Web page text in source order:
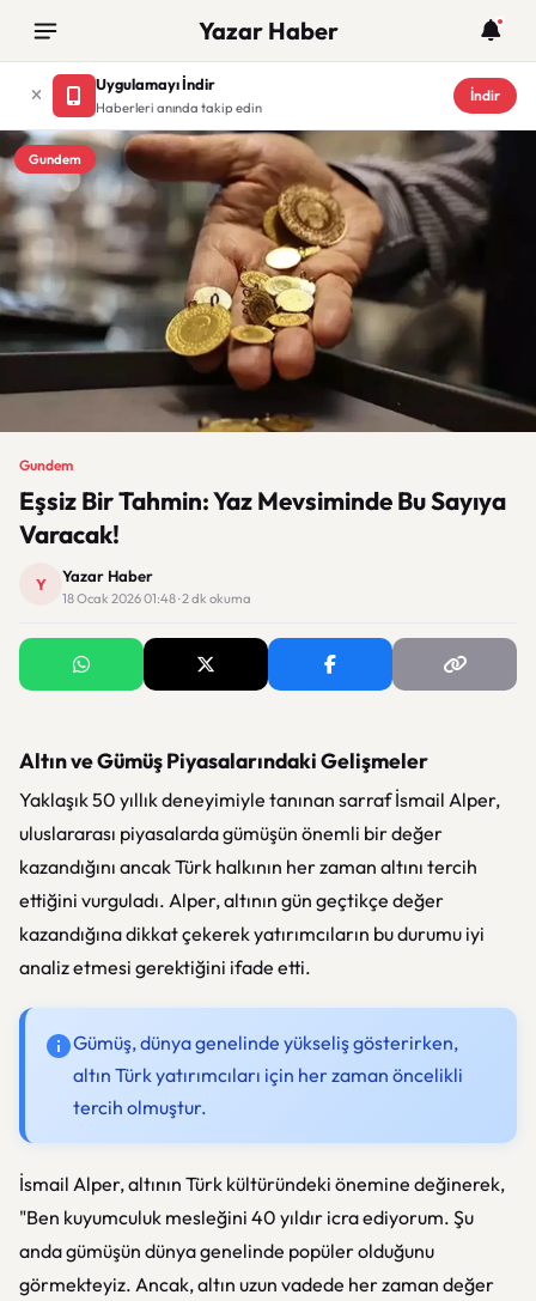
Yazar Haber
Uygulamayı İndir
Haberleri anında takip edin
İndir
Gundem
Gundem
Eşsiz Bir Tahmin: Yaz Mevsiminde Bu Sayıya
Varacak!
Y Yazar Haber
18 Ocak 2026 01:48 · 2 dk okuma
Altın ve Gümüş Piyasalarındaki Gelişmeler
Yaklaşık 50 yıllık deneyimiyle tanınan sarraf İsmail Alper,
uluslararası piyasalarda gümüşün önemli bir değer
kazandığını ancak Türk halkının her zaman altını tercih
ettiğini vurguladı. Alper, altının gün geçtikçe değer
kazandığına dikkat çekerek yatırımcıların bu durumu iyi
analiz etmesi gerektiğini ifade etti.
Gümüş, dünya genelinde yükseliş gösterirken,
altın Türk yatırımcıları için her zaman öncelikli
tercih olmuştur.
İsmail Alper, altının Türk kültüründeki önemine değinerek,
"Ben kuyumculuk mesleğini 40 yıldır icra ediyorum. Şu
anda gümüşün dünya genelinde popüler olduğunu
görmekteyiz. Ancak, altın uzun vadede her zaman değer